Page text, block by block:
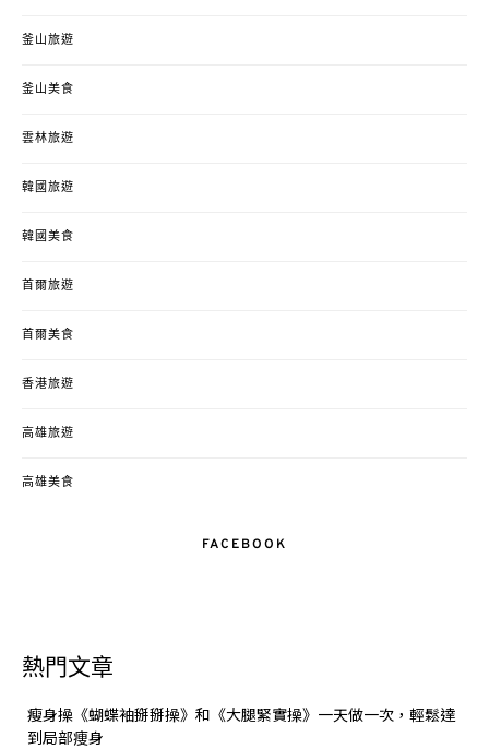
釜山旅遊
釜山美食
雲林旅遊
韓國旅遊
韓國美食
首爾旅遊
首爾美食
香港旅遊
高雄旅遊
高雄美食
FACEBOOK
熱門文章
瘦身操《蝴蝶袖掰掰操》和《大腿緊實操》一天做一次，輕鬆達
到局部痩身